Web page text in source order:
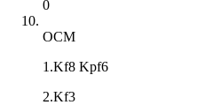
0
OCM
1.Kf8 Kрf6
2.Kf3